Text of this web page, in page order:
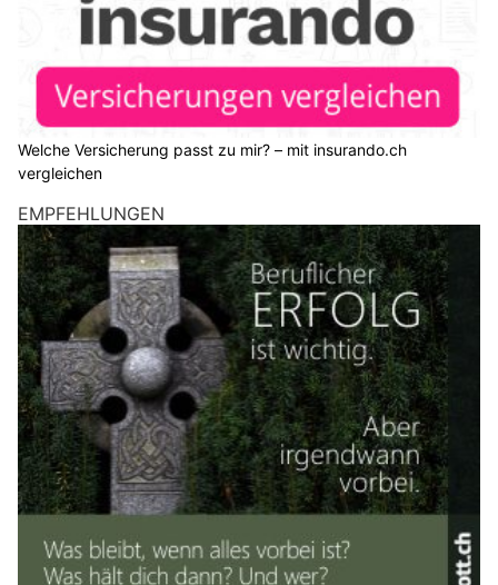
Welche Versicherung passt zu mir? – mit insurando.ch
vergleichen
EMPFEHLUNGEN